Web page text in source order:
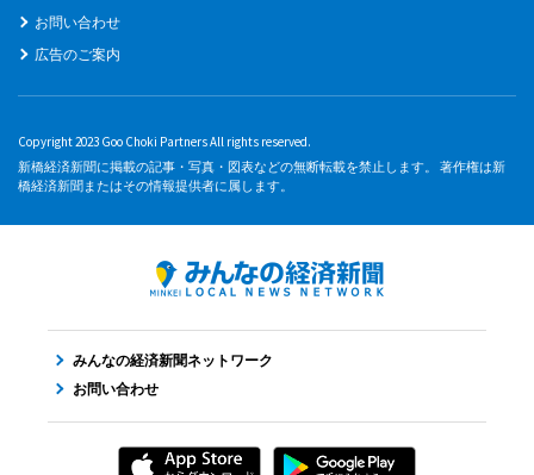
お問い合わせ
広告のご案内
Copyright 2023 Goo Choki Partners All rights reserved.
新橋経済新聞に掲載の記事・写真・図表などの無断転載を禁止します。 著作権は新
橋経済新聞またはその情報提供者に属します。
みんなの経済新聞ネットワーク
お問い合わせ